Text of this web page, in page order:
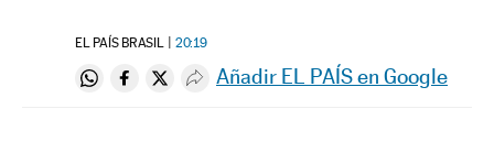
EL PAÍS BRASIL 20:19
Compartir en Whatsapp
Compartir en Facebook
Compartir en Twitter
Desplegar Redes Sociales
Añadir EL PAÍS en Google